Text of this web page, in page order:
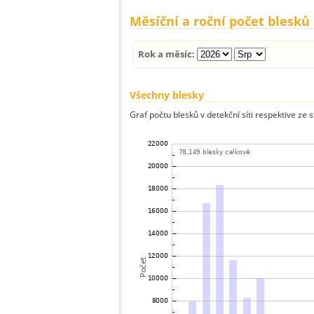
Měsíční a roční počet blesků
Rok a měsíc:
Všechny blesky
Graf počtu blesků v detekční síti respektive ze